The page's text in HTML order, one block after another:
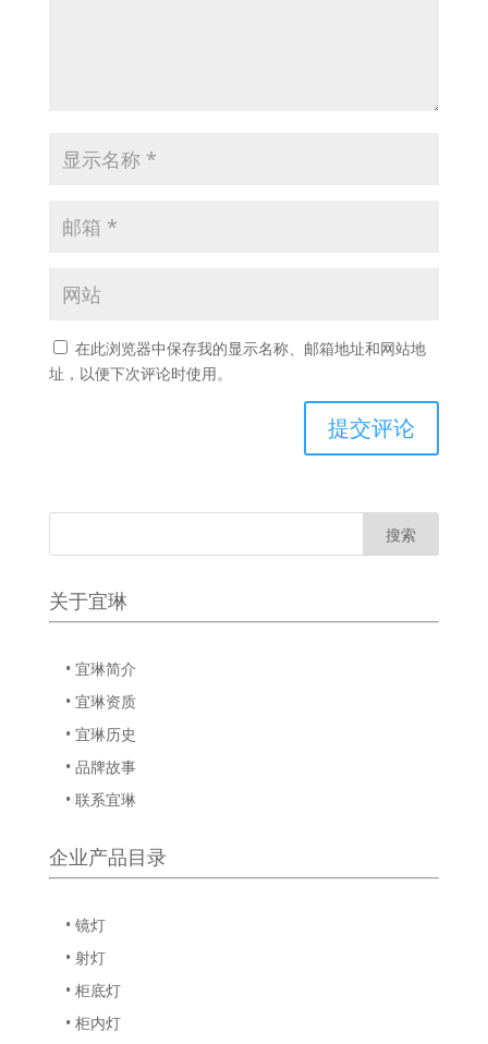
在此浏览器中保存我的显示名称、邮箱地址和网站地
址，以便下次评论时使用。
关于宜琳
• 宜琳简介
• 宜琳资质
• 宜琳历史
• 品牌故事
• 联系宜琳
企业产品目录
• 镜灯
• 射灯
• 柜底灯
• 柜内灯